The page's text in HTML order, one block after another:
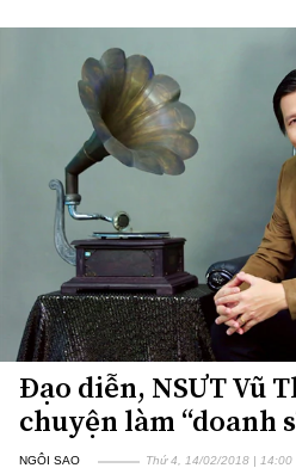
Đạo diễn, NSƯT Vũ
chuyện làm “doanh
NGÔI SAO Thứ 4, 14/02/2018 | 14:00